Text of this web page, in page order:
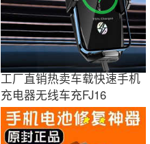
工厂直销热卖车载快速手机
充电器无线车充FJ16